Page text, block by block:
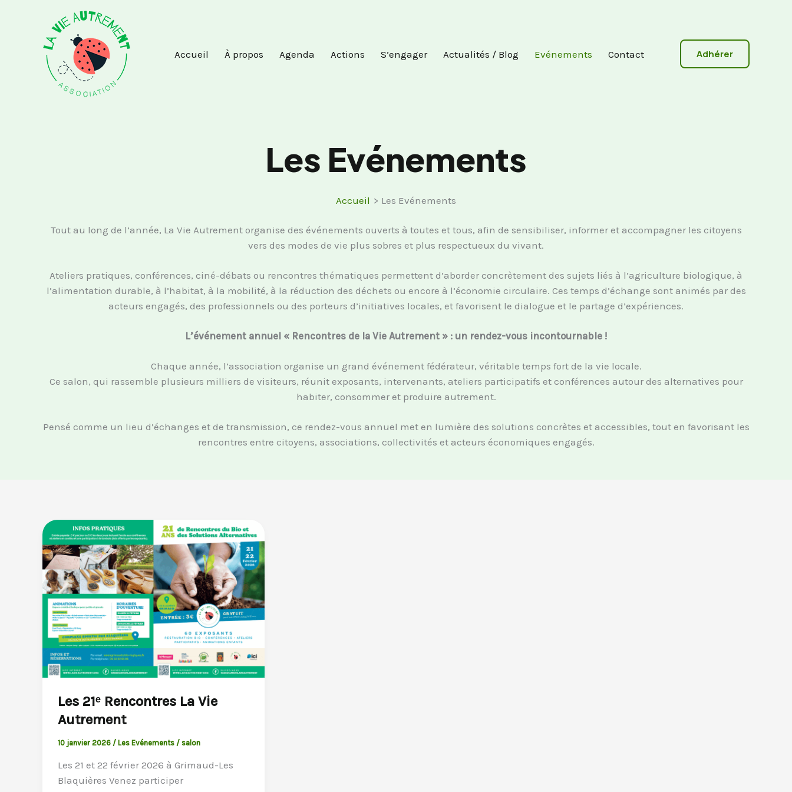
Accueil
À propos Agenda Actions S’engager Actualités / Blog Evénements Contact Adhérer
Les Evénements
Accueil Les Evénements
Tout au long de l’année, La Vie Autrement organise des événements ouverts à toutes et tous, afin de sensibiliser, informer et accompagner les citoyens
vers des modes de vie plus sobres et plus respectueux du vivant.
Ateliers pratiques, conférences, ciné-débats ou rencontres thématiques permettent d’aborder concrètement des sujets liés à l’agriculture biologique, à
l’alimentation durable, à l’habitat, à la mobilité, à la réduction des déchets ou encore à l’économie circulaire. Ces temps d’échange sont animés par des
acteurs engagés, des professionnels ou des porteurs d’initiatives locales, et favorisent le dialogue et le partage d’expériences.
L’événement annuel « Rencontres de la Vie Autrement » : un rendez-vous incontournable !
Chaque année, l’association organise un grand événement fédérateur, véritable temps fort de la vie locale.
Ce salon, qui rassemble plusieurs milliers de visiteurs, réunit exposants, intervenants, ateliers participatifs et conférences autour des alternatives pour
habiter, consommer et produire autrement.
Pensé comme un lieu d’échanges et de transmission, ce rendez-vous annuel met en lumière des solutions concrètes et accessibles, tout en favorisant les
rencontres entre citoyens, associations, collectivités et acteurs économiques engagés.
Les 21ᵉ Rencontres La Vie
Autrement
10 janvier 2026 / Les Evénements/ salon
Les 21 et 22 février 2026 à Grimaud-Les
Blaquières Venez participer